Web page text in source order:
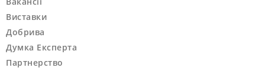
Виставки
Добрива
Думка Експерта
Партнерство